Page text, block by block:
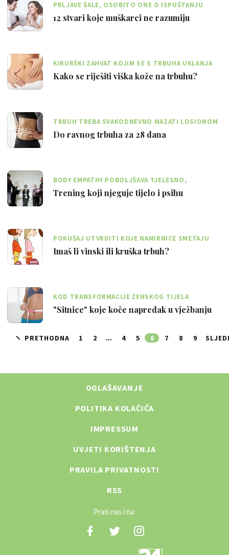
PRLJAVE ŠALE, OSOBITO ONE O ISPUŠTANJU
PLINOVA, UOPĆE NAM NISU SMIJEŠNE
12 stvari koje muškarci ne razumiju
KIRURŠKI ZAHVAT KOJIM SE S TRBUHA UKLANJA
VIŠAK KOŽE ZOVE SE ABDOMINOPLASTIKA
Kako se riješiti viška kože na trbuhu?
TRBUH TREBA SVAKODNEVNO MAZATI LOSIONOM
I REDOVITO VJEŽBATI
Do ravnog trbuha za 28 dana
BODY EMPATHY POBOLJŠAVA TJELESNO,
EMOCIONALNO I SOCIJALNO FUNKCIONIRANJE
Trening koji njeguje tijelo i psihu
POKUŠAJ UTVRDITI KOJE NAMIRNICE SMETAJU
TVOJOJ PROBAVI I UZROKUJU VEĆI TRBUH
Imaš li vinski ili kruška trbuh?
KOD TRANSFORMACIJE ŽENSKOG TIJELA
PREHRANA JE IZNIMNO VAŽNA
"Sitnice" koje koče napredak u vježbanju
PRETHODNA 1 2 ... 4 5 6 7 8 9
OGLAŠAVANJE
POLITIKA KOLAČIĆA
IMPRESSUM
UVJETI KORIŠTENJA
PRAVILA PRIVATNOSTI
RSS
Prati nas i na: